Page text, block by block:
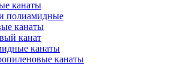
канаты
полиамидные
канаты
канат
канаты
канаты